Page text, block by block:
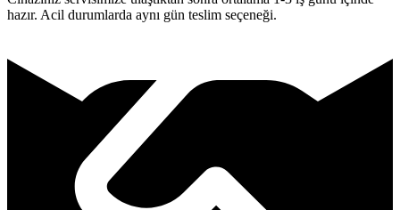
hazır. Acil durumlarda aynı gün teslim seçeneği.